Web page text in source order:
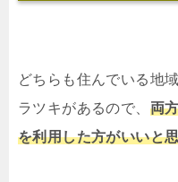
どちらも住んでいる地
ラツキがあるので、 両
を利用した方がいいと